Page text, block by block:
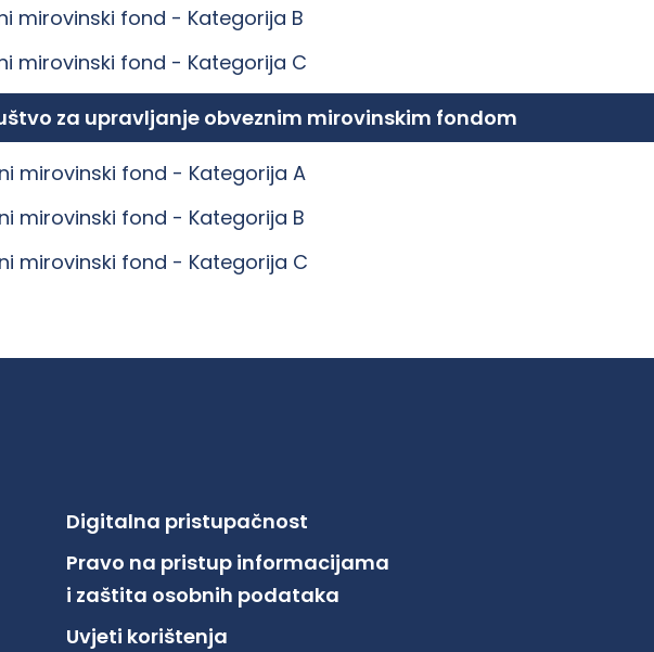
mirovinski fond - Kategorija B
mirovinski fond - Kategorija C
za upravljanje obveznim mirovinskim fondom
mirovinski fond - Kategorija A
mirovinski fond - Kategorija B
mirovinski fond - Kategorija C
Digitalna pristupačnost
Pravo na pristup informacijama
i zaštita osobnih podataka
Uvjeti korištenja